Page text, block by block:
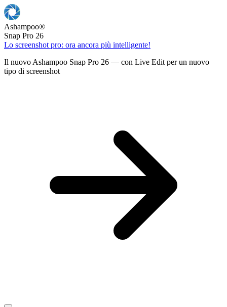
Ashampoo®
Snap Pro 26
Lo screenshot pro: ora ancora più intelligente!
Il nuovo Ashampoo Snap Pro 26 — con Live Edit per un nuovo
tipo di screenshot